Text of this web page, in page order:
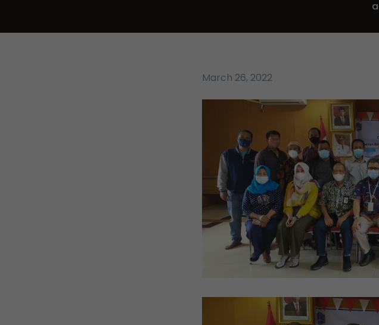
March 26, 2022